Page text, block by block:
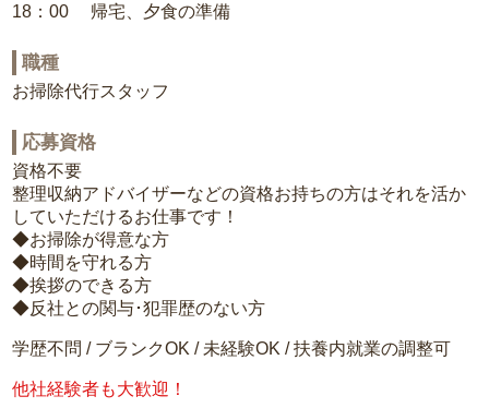
18：00 帰宅、夕食の準備
職種
お掃除代行スタッフ
応募資格
資格不要
整理収納アドバイザーなどの資格お持ちの方はそれを活か
していただけるお仕事です！
◆お掃除が得意な方
◆時間を守れる方
◆挨拶のできる方
◆反社との関与･犯罪歴のない方
学歴不問 / ブランクOK / 未経験OK / 扶養内就業の調整可
他社経験者も大歓迎！